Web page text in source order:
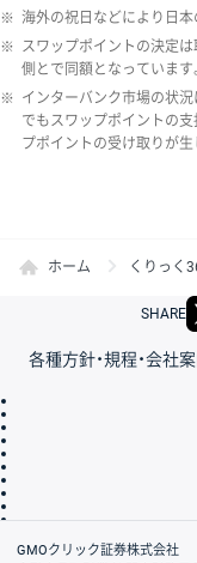
※ 海外の祝日などにより日本
※ スワップポイントの決定
側とで同額となっています。
※ インターバンク市場の状
でもスワップポイントの支
プポイントの受け取りが生
ホーム くりっく
SHARE
各種方針・規程・会社
会社案内
GMOクリック証券株式会社